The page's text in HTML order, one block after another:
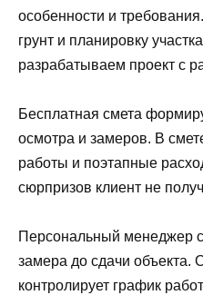
особенности и
грунт и планировку
разрабатываем проект с
Бесплатная смета
осмотра и замеров. В
работы и поэтапные
сюрпризов клиент не
Персональный менеджер
замера до сдачи объекта.
контролирует график